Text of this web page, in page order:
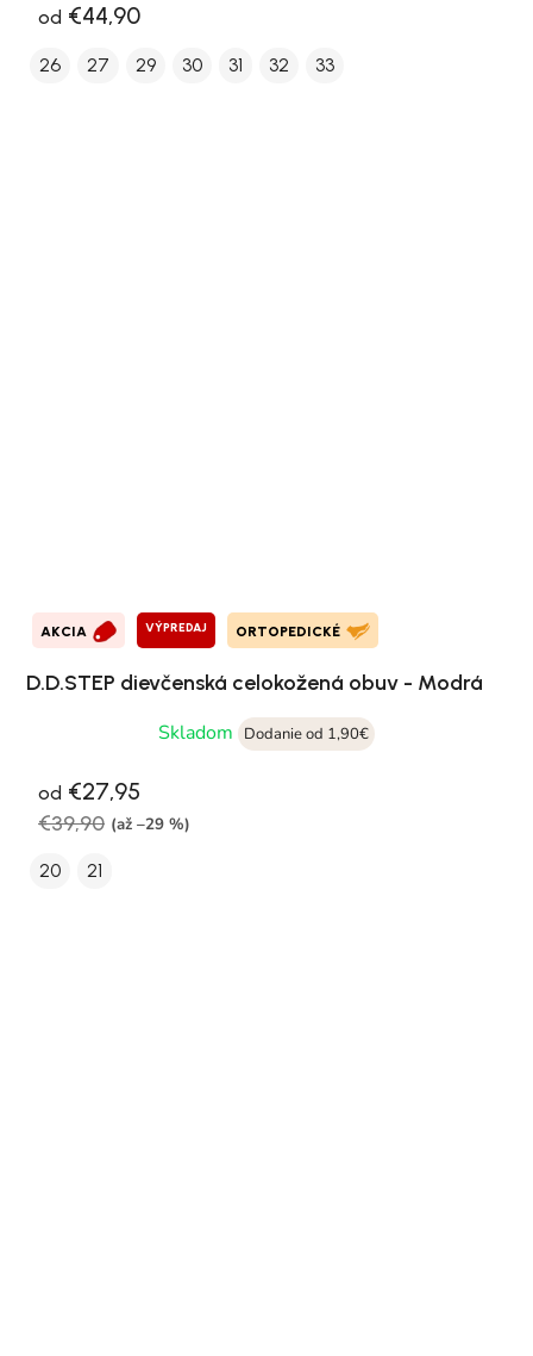
od €44,90
26 27 29 30 31 32 33
AKCIA VÝPREDAJ ORTOPEDICKÉ
D.D.STEP dievčenská celokožená obuv - Modrá
Skladom
Dodanie od 1,90€
od €27,95
€39,90 (až –29 %)
20 21